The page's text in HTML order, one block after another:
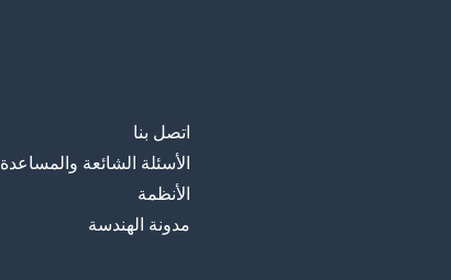
اتصل بنا
الأسئلة الشائعة والمساعدة
الأنظمة
مدونة الهندسة